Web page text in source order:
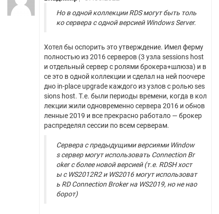
Но в одной коллекции RDS могут быть толь
ко сервера с одной версией Windows Server.
Хотел бы оспорить это утверждение. Имел ферму
полностью из 2016 серверов (3 узла sessions host
и отдельный сервер с ролями брокера+шлюза) и в
се это в одной коллекции и сделал на ней поочере
дно in-place upgrade каждого из узлов с ролью ses
sions host. Т.е. были периоды времени, когда в кол
лекции жили одновременно сервера 2016 и обнов
ленные 2019 и все прекрасно работало — брокер
распределял сессии по всем серверам.
Сервера с предыдущими версиями Window
s сервер могут использовать Connection Br
oker с более новой версией (т.е. RDSH хост
ы с WS2012R2 и WS2016 могут использоват
ь RD Connection Broker на WS2019, но не нао
борот)